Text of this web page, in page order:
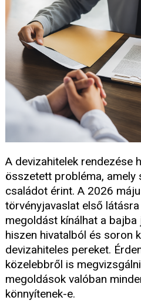
A devizahitelek rendezése
összetett probléma, amely
családot érint. A 2026
törvényjavaslat első
megoldást kínálhat a
hiszen hivatalból és soron
devizahiteles pereket.
közelebbről is
megoldások valóban
könnyítenek-e.